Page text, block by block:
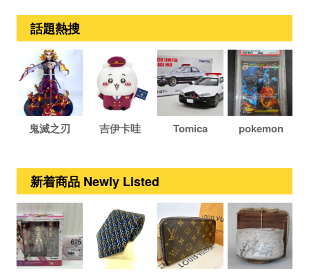
話題熱搜
鬼滅之刃 吉伊卡哇 Tomica pokemon
新着商品 Newly Listed